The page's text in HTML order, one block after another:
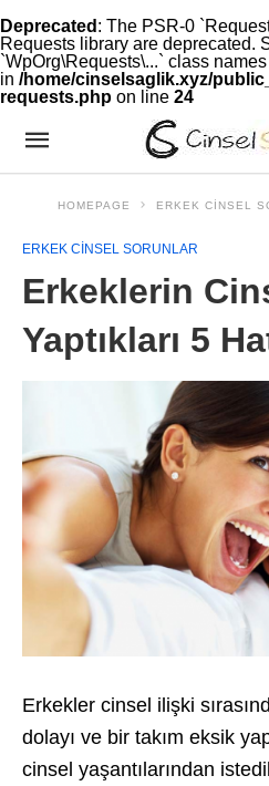
Deprecated : The PSR-0
Requests library are deprecated.
`WpOrg\Requests\...` class
in /home/cinselsaglik.xyz/
requests.php on line 24
HOMEPAGE ERKEK CINSEL
ERKEK CINSEL SORUNLAR
Erkeklerin
Yaptıkları 5
Erkekler cinsel ilişki
dolayı ve bir takım eksik
cinsel yaşantılarından